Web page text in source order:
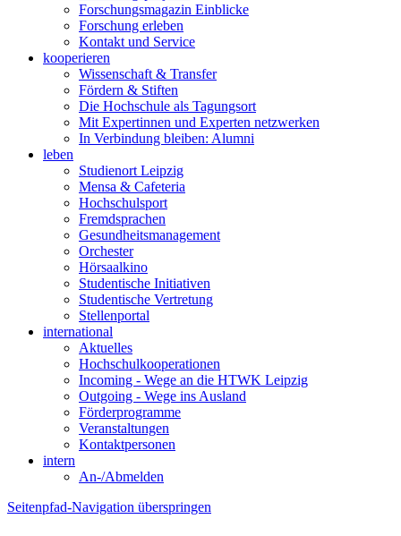
Forschungsmagazin Einblicke
Forschung erleben
Kontakt und Service
kooperieren
Wissenschaft & Transfer
Fördern & Stiften
Die Hochschule als Tagungsort
Mit Expertinnen und Experten netzwerken
In Verbindung bleiben: Alumni
leben
Studienort Leipzig
Mensa & Cafeteria
Hochschulsport
Fremdsprachen
Gesundheitsmanagement
Orchester
Hörsaalkino
Studentische Initiativen
Studentische Vertretung
Stellenportal
international
Aktuelles
Hochschulkooperationen
Incoming - Wege an die HTWK Leipzig
Outgoing - Wege ins Ausland
Förderprogramme
Veranstaltungen
Kontaktpersonen
intern
An-/Abmelden
Seitenpfad-Navigation überspringen